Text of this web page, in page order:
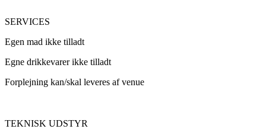
SERVICES
Egen mad ikke tilladt
Egne drikkevarer ikke tilladt
Forplejning kan/skal leveres af venue
TEKNISK UDSTYR